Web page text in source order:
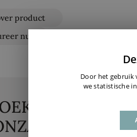
product
nu
ONZE
Door het gebruik
we statistische